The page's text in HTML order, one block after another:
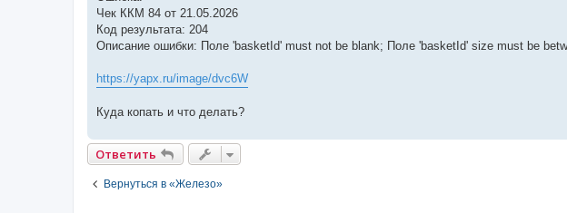
Чек ККМ 84 от 21.05.2026
Код результата: 204
Описание ошибки: Поле 'basketId' must not be blank; Поле 'basketId' size must be
https://yapx.ru/image/dvc6W
Куда копать и что делать?
Ответить
Вернуться в «Железо»